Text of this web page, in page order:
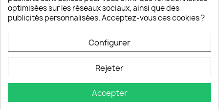
INFORMATIONS 
VOTRE COMPTE 
INFORMATIONS keyboard_arrow_down
optimisées sur les réseaux sociaux, ainsi que des
publicités personnalisées. Acceptez-vous ces cookies ?
Configurer
Rejeter
Accepter